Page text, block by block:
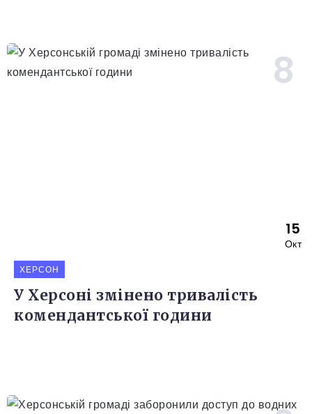
15
Окт
ХЕРСОН
У Херсоні змінено тривалість
комендантської години